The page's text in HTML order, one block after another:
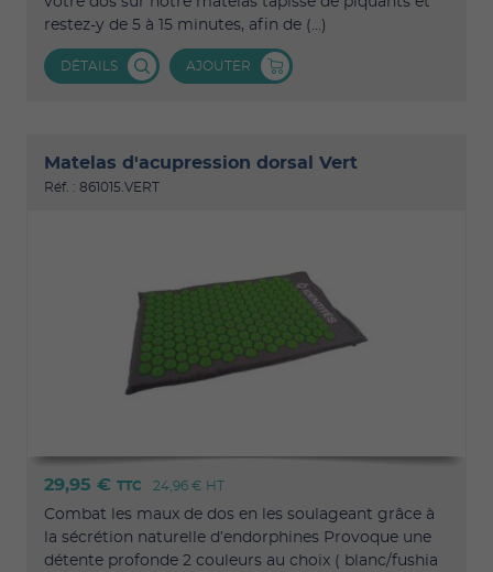
restez-y de 5 à 15 minutes, afin de (...)
DÉTAILS AJOUTER
Matelas d'acupression dorsal Vert
Réf. : 861015.VERT
29,95 € TTC 24,96 € HT
Combat les maux de dos en les soulageant grâce à
la sécrétion naturelle d’endorphines Provoque une
détente profonde 2 couleurs au choix ( blanc/fushia